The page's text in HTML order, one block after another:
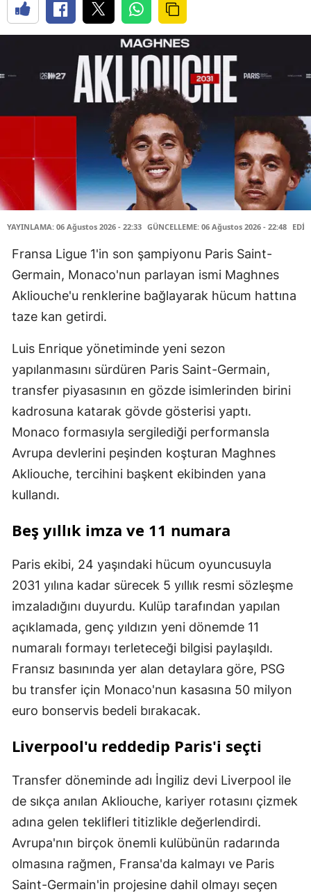
YAYINLAMA: 06 Ağustos 2026 - 22:33 GÜNCELLEME: 06 Ağustos 2026 - 22:48
Fransa Ligue 1'in son şampiyonu Paris Saint-
Germain, Monaco'nun parlayan ismi Maghnes
Akliouche'u renklerine bağlayarak hücum hattına
taze kan getirdi.
Luis Enrique yönetiminde yeni sezon
yapılanmasını sürdüren Paris Saint-Germain,
transfer piyasasının en gözde isimlerinden birini
kadrosuna katarak gövde gösterisi yaptı.
Monaco formasıyla sergilediği performansla
Avrupa devlerini peşinden koşturan Maghnes
Akliouche, tercihini başkent ekibinden yana
kullandı.
Beş yıllık imza ve 11 numara
Paris ekibi, 24 yaşındaki hücum oyuncusuyla
2031 yılına kadar sürecek 5 yıllık resmi sözleşme
imzaladığını duyurdu. Kulüp tarafından yapılan
açıklamada, genç yıldızın yeni dönemde 11
numaralı formayı terleteceği bilgisi paylaşıldı.
Fransız basınında yer alan detaylara göre, PSG
bu transfer için Monaco'nun kasasına 50 milyon
euro bonservis bedeli bırakacak.
Liverpool'u reddedip Paris'i seçti
Transfer döneminde adı İngiliz devi Liverpool ile
de sıkça anılan Akliouche, kariyer rotasını çizmek
adına gelen teklifleri titizlikle değerlendirdi.
Avrupa'nın birçok önemli kulübünün radarında
olmasına rağmen, Fransa'da kalmayı ve Paris
Saint-Germain'in projesine dahil olmayı seçen